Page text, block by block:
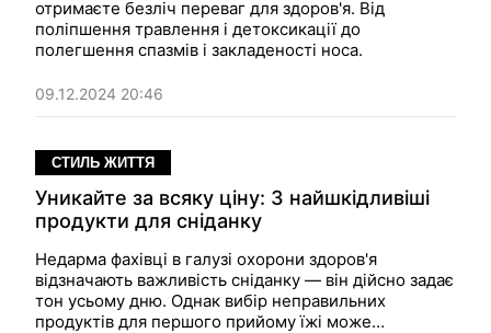
отримаєте безліч переваг для здоров'я. Від
поліпшення травлення і детоксикації до
полегшення спазмів і закладеності носа.
09.12.2024 20:46
СТИЛЬ ЖИТТЯ
Уникайте за всяку ціну: 3 найшкідливіші
продукти для сніданку
Недарма фахівці в галузі охорони здоров'я
відзначають важливість сніданку — він дійсно задає
тон усьому дню. Однак вибір неправильних
продуктів для першого прийому їжі може